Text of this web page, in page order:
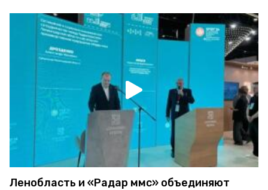
Ленобласть и «Радар ммс» объединяют